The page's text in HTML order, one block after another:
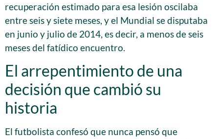
recuperación estimado para esa lesión oscilaba
entre seis y siete meses, y el Mundial se disputaba
en junio y julio de 2014, es decir, a menos de seis
meses del fatídico encuentro.
El arrepentimiento de una
decisión que cambió su
historia
El futbolista confesó que nunca pensó que